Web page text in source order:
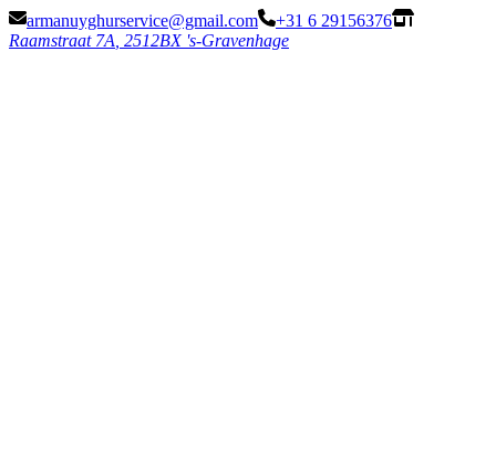
armanuyghurservice@gmail.com
+31 6 29156376
Raamstraat 7A 2512BX 's-Gravenhage